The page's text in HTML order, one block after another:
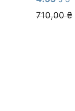
710,00₴